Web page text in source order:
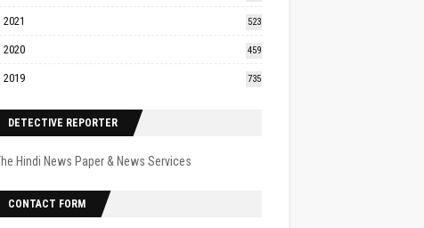
2021 523
2020 459
2019 735
DETECTIVE REPORTER
Hindi News Paper & News Services
CONTACT FORM